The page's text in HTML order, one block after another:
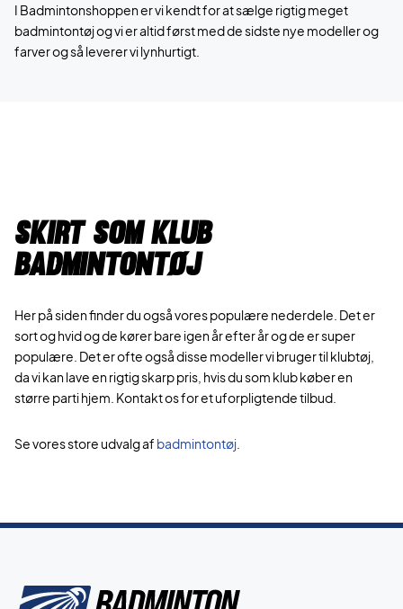
I Badmintonshoppen er vi kendt for at sælge rigtig meget
badmintontøj og vi er altid først med de sidste nye modeller og
farver og så leverer vi lynhurtigt.
Skirt som klub
badmintontøj
Her på siden finder du også vores populære nederdele. Det er
sort og hvid og de kører bare igen år efter år og de er super
populære. Det er ofte også disse modeller vi bruger til klubtøj,
da vi kan lave en rigtig skarp pris, hvis du som klub køber en
større parti hjem. Kontakt os for et uforpligtende tilbud.
Se vores store udvalg af badmintontøj